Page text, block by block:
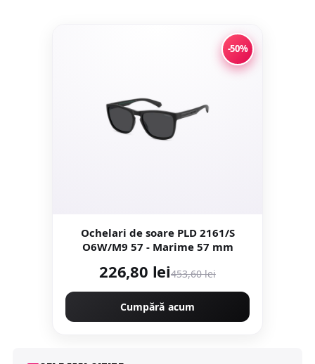
-50%
Ochelari de soare PLD 2161/S
O6W/M9 57 - Marime 57 mm
226,80 lei453,60 lei
Cumpără acum